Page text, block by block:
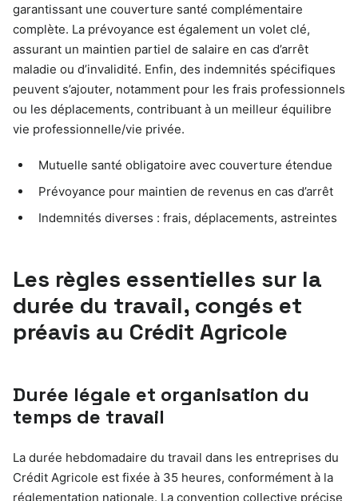
garantissant une couverture santé complémentaire
complète. La prévoyance est également un volet clé,
assurant un maintien partiel de salaire en cas d’arrêt
maladie ou d’invalidité. Enfin, des indemnités spécifiques
peuvent s’ajouter, notamment pour les frais professionnels
ou les déplacements, contribuant à un meilleur équilibre
vie professionnelle/vie privée.
Mutuelle santé obligatoire avec couverture étendue
Prévoyance pour maintien de revenus en cas d’arrêt
Indemnités diverses : frais, déplacements, astreintes
Les règles essentielles sur la
durée du travail, congés et
préavis au Crédit Agricole
Durée légale et organisation du
temps de travail
La durée hebdomadaire du travail dans les entreprises du
Crédit Agricole est fixée à 35 heures, conformément à la
réglementation nationale. La convention collective précise